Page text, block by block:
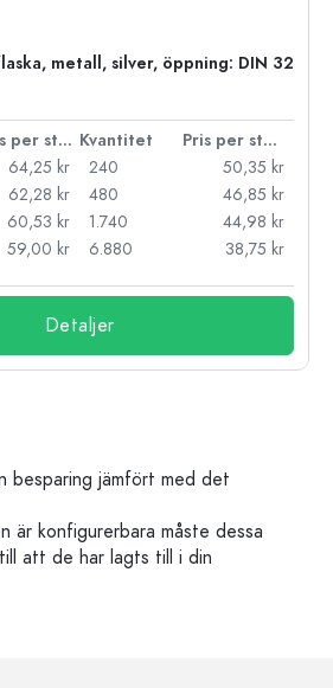
metall, silver, öppning: DIN 32
Pris per styck Kvantitet
Pris per styck
64,25 kr
62,28 kr
60,53 kr
59,00 kr
240
50,35 kr
480
46,85 kr
1.740
44,98 kr
6.880
38,75 kr
Detaljer
besparing jämfört med det
är konfigurerbara måste dessa
att de har lagts till i din